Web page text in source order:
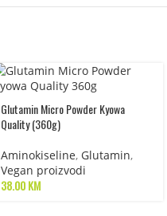
Glutamin Micro Powder Kyowa
Quality (360g)
Aminokiseline, Glutamin,
Vegan proizvodi
38.00KM